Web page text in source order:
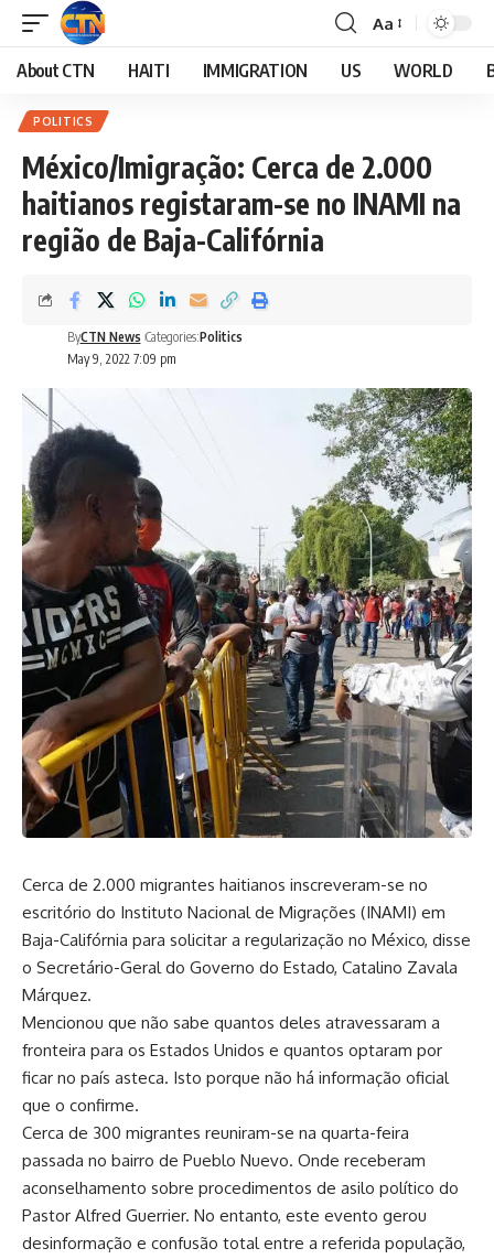
Aa
About CTN HAITI IMMIGRATION US WORLD
POLITICS
México/Imigração: Cerca de 2.000
haitianos registaram-se no INAMI na
região de Baja-Califórnia
May 9, 2022 7:09 pm
ByCTN News Categories:Politics
Cerca de 2.000 migrantes haitianos inscreveram-se no
escritório do Instituto Nacional de Migrações (INAMI) em
Baja-Califórnia para solicitar a regularização no México, disse
o Secretário-Geral do Governo do Estado, Catalino Zavala
Márquez.
Mencionou que não sabe quantos deles atravessaram a
fronteira para os Estados Unidos e quantos optaram por
ficar no país asteca. Isto porque não há informação oficial
que o confirme.
Cerca de 300 migrantes reuniram-se na quarta-feira
passada no bairro de Pueblo Nuevo. Onde receberam
aconselhamento sobre procedimentos de asilo político do
Pastor Alfred Guerrier. No entanto, este evento gerou
desinformação e confusão total entre a referida população,